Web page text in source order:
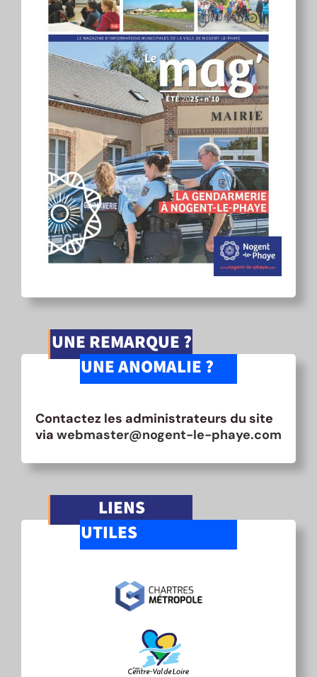
UNE REMARQUE ?
UNE ANOMALIE ?
Contactez les administrateurs du site
via webmaster@nogent-le-phaye.com
LIENS
UTILES